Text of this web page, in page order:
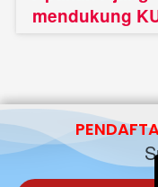
mendukung